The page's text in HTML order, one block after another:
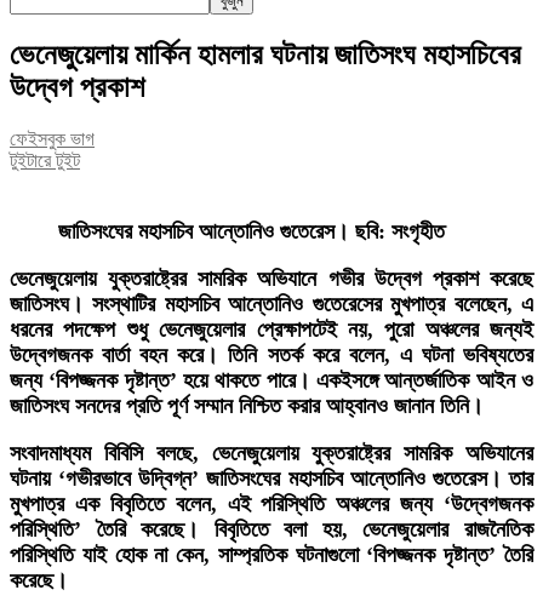
ভেনেজুয়েলায় মার্কিন হামলার ঘটনায় জাতিসংঘ মহাসচিবের
‍উদ্বেগ প্রকাশ
ফেইসবুক ভাগ
টুইটারে টুইট
জাতিসংঘের মহাসচিব আন্তোনিও গুতেরেস। ছবি: সংগৃহীত
ভেনেজুয়েলায় যুক্তরাষ্ট্রের সামরিক অভিযানে গভীর উদ্বেগ প্রকাশ করেছে
জাতিসংঘ। সংস্থাটির মহাসচিব আন্তোনিও গুতেরেসের মুখপাত্র বলেছেন, এ
ধরনের পদক্ষেপ শুধু ভেনেজুয়েলার প্রেক্ষাপটেই নয়, পুরো অঞ্চলের জন্যই
উদ্বেগজনক বার্তা বহন করে। তিনি সতর্ক করে বলেন, এ ঘটনা ভবিষ্যতের
জন্য ‘বিপজ্জনক দৃষ্টান্ত’ হয়ে থাকতে পারে। একইসঙ্গে আন্তর্জাতিক আইন ও
জাতিসংঘ সনদের প্রতি পূর্ণ সম্মান নিশ্চিত করার আহ্বানও জানান তিনি।
সংবাদমাধ্যম বিবিসি বলছে, ভেনেজুয়েলায় যুক্তরাষ্ট্রের সামরিক অভিযানের
ঘটনায় ‘গভীরভাবে উদ্বিগ্ন’ জাতিসংঘের মহাসচিব আন্তোনিও গুতেরেস। তার
মুখপাত্র এক বিবৃতিতে বলেন, এই পরিস্থিতি অঞ্চলের জন্য ‘উদ্বেগজনক
পরিস্থিতি’ তৈরি করেছে। বিবৃতিতে বলা হয়, ভেনেজুয়েলার রাজনৈতিক
পরিস্থিতি যাই হোক না কেন, সাম্প্রতিক ঘটনাগুলো ‘বিপজ্জনক দৃষ্টান্ত’ তৈরি
করেছে।